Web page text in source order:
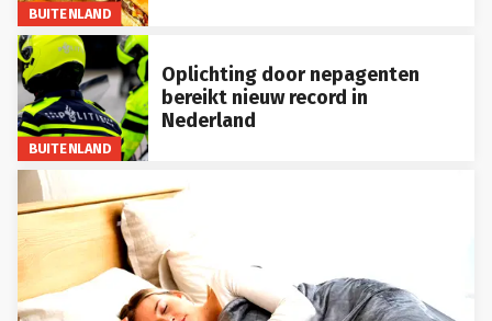
BUITENLAND
BUITENLAND
Oplichting door nepagenten
bereikt nieuw record in
Nederland